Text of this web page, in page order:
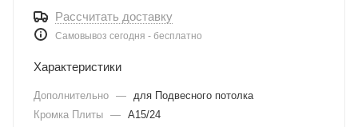
Рассчитать доставку
Самовывоз сегодня - бесплатно
Характеристики
Дополнительно — для Подвесного потолка
Кромка Плиты — A15/24